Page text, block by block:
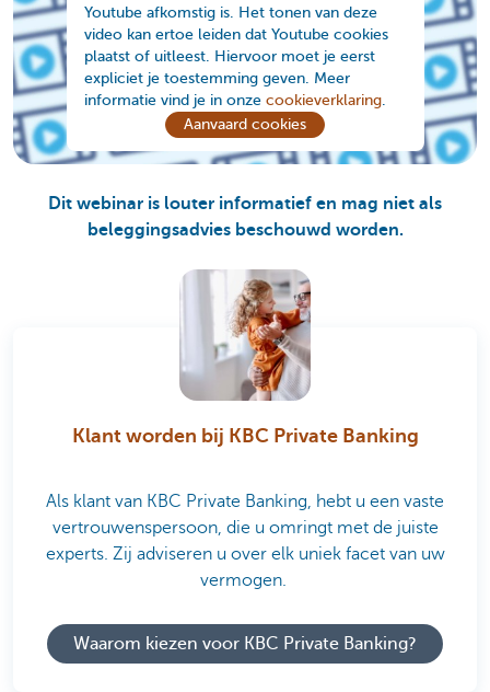
Youtube afkomstig is. Het tonen van deze
video kan ertoe leiden dat Youtube cookies
plaatst of uitleest. Hiervoor moet je eerst
expliciet je toestemming geven. Meer
informatie vind je in onze cookieverklaring.
Aanvaard cookies
Dit webinar is louter informatief en mag niet als
beleggingsadvies beschouwd worden.
Klant worden bij KBC Private Banking
Als klant van KBC Private Banking, hebt u een vaste
vertrouwenspersoon, die u omringt met de juiste
experts. Zij adviseren u over elk uniek facet van uw
vermogen.
Waarom kiezen voor KBC Private Banking?